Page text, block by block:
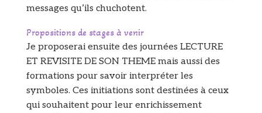
messages qu’ils chuchotent.
Propositions de stages à venir
Je proposerai ensuite des journées LECTURE
ET REVISITE DE SON THEME mais aussi des
formations pour savoir interpréter les
symboles. Ces initiations sont destinées à ceux
qui souhaitent pour leur enrichissement